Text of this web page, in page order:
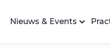
Nieuws & Events